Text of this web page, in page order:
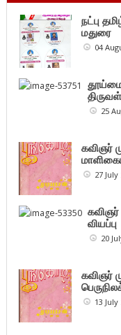
நட்பு
மதுரை
04
25
கவிஞர்
27 July
வியப்பு
20
கவிஞர்
13 July